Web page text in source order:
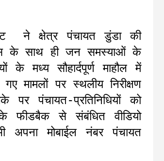
ने क्षेत्र पंचायत डुंडा की
के साथ ही जन समस्याओं के
के मध्य सौहार्दपूर्ण माहौल में
मामलों पर स्थलीय निरीक्षण
पंचायत-प्रतिनिधियों को
फीडबैक से संबंधित वीडियो
अपना मोबाईल नंबर पंचायत